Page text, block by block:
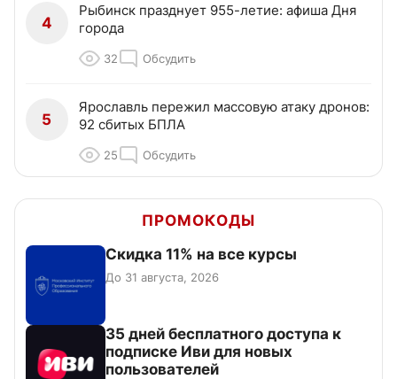
4
Рыбинск празднует 955-летие: афиша Дня
города
32 Обсудить
5
Ярославль пережил массовую атаку дронов:
92 сбитых БПЛА
25 Обсудить
ПРОМОКОДЫ
Скидка 11% на все курсы
До 31 августа, 2026
35 дней бесплатного доступа к
подписке Иви для новых
пользователей